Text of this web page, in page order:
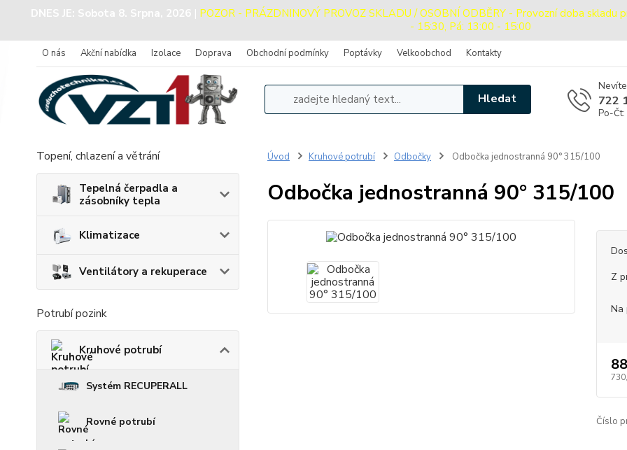
DNES JE: Sobota 8. Srpna, 2026 | POZOR - PRÁZDNINOVÝ PROVOZ SKLADU / OSOBNÍ ODBĚRY - Provozní doba
- 15:30, Pá: 13:00 - 15:00
O nás Akční nabídka Izolace Doprava Obchodní podmínky Poptávky Velkoobchod Kontakty
Hledat 722
Po-
Topení, chlazení a větrání
Tepelná čerpadla a
zásobníky tepla
Klimatizace
Ventilátory a rekuperace
Potrubí pozink
Kruhové potrubí
Systém RECUPERALL
Rovné potrubí
Úvod Kruhové potrubí Odbočky Odbočka jednostranná 90° 315/100
Odbočka jednostranná 90° 315/100
Z
Na
Číslo